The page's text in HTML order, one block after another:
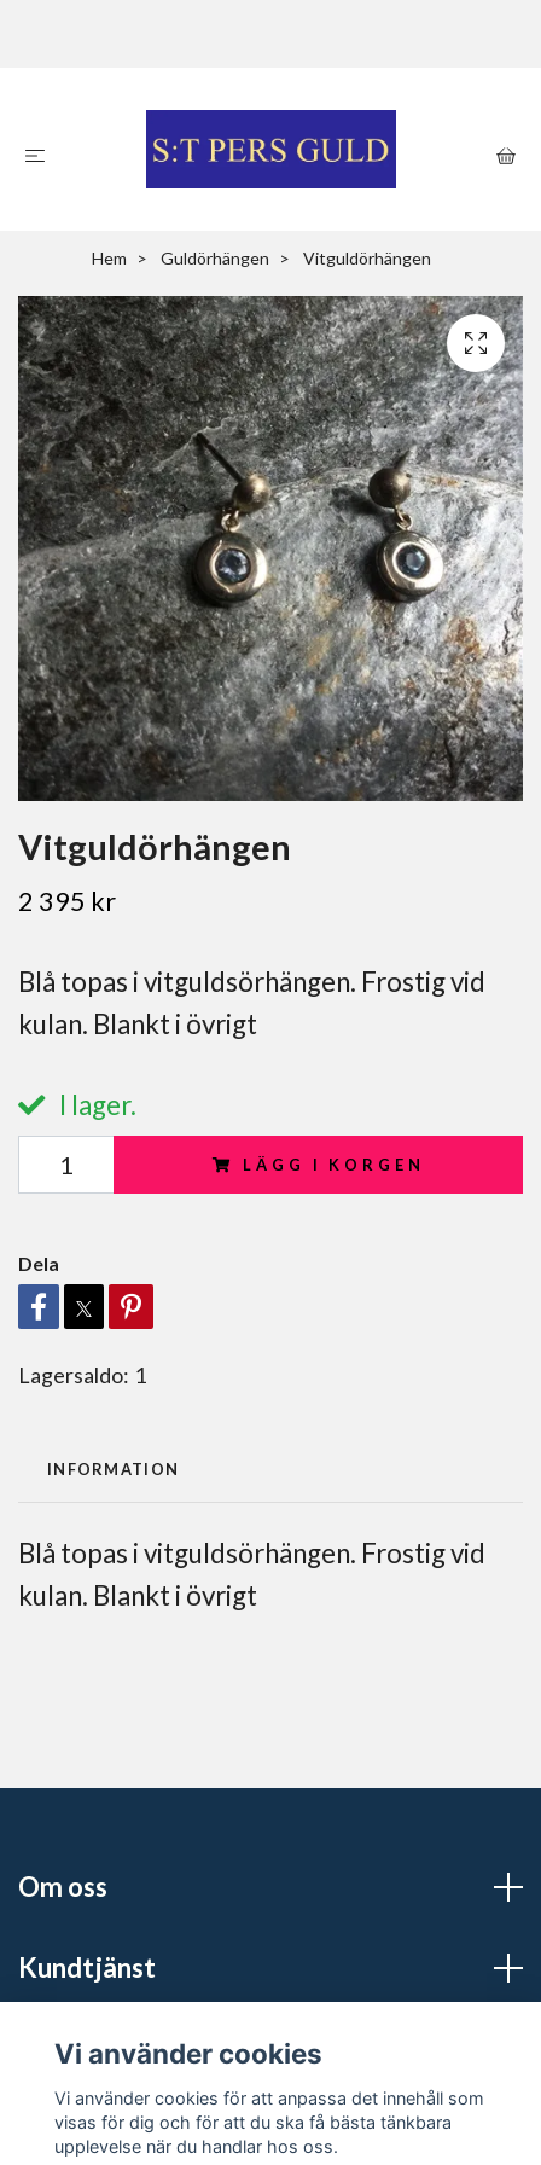
Hem Guldörhängen Vitguldörhängen
Vitguldörhängen
2 395 kr
Blå topas i vitguldsörhängen. Frostig vid
kulan. Blankt i övrigt
I lager.
LÄGG I KORGEN
Dela
Lagersaldo: 1
INFORMATION
Blå topas i vitguldsörhängen. Frostig vid
kulan. Blankt i övrigt
Om oss
Kundtjänst
Sociala medier
Vi använder cookies
Vi använder cookies för att anpassa det innehåll som
visas för dig och för att du ska få bästa tänkbara
upplevelse när du handlar hos oss.